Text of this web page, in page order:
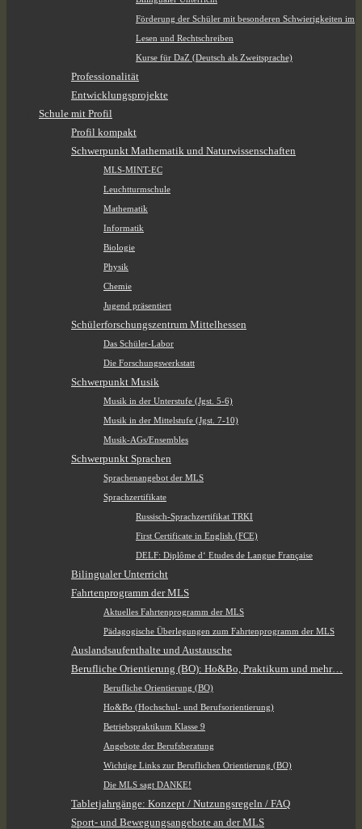
Förderung der Schüler mit besonderen Schwierigkeiten im
Lesen und Rechtschreiben
Kurse für DaZ (Deutsch als Zweitsprache)
Professionalität
Entwicklungsprojekte
Schule mit Profil
Profil kompakt
Schwerpunkt Mathematik und Naturwissenschaften
MLS-MINT-EC
Leuchtturmschule
Mathematik
Informatik
Biologie
Physik
Chemie
Jugend präsentiert
Schülerforschungszentrum Mittelhessen
Das Schüler-Labor
Die Forschungswerkstatt
Schwerpunkt Musik
Musik in der Unterstufe (Jgst. 5-6)
Musik in der Mittelstufe (Jgst. 7-10)
Musik-AGs/Ensembles
Schwerpunkt Sprachen
Sprachenangebot der MLS
Sprachzertifikate
Russisch-Sprachzertifikat TRKI
First Certificate in English (FCE)
DELF: Diplôme d‘ Etudes de Langue Française
Bilingualer Unterricht
Fahrtenprogramm der MLS
Aktuelles Fahrtenprogramm der MLS
Pädagogische Überlegungen zum Fahrtenprogramm der MLS
Auslandsaufenthalte und Austausche
Berufliche Orientierung (BO): Ho&Bo, Praktikum und mehr…
Berufliche Orientierung (BO)
Ho&Bo (Hochschul- und Berufsorientierung)
Betriebspraktikum Klasse 9
Angebote der Berufsberatung
Wichtige Links zur Beruflichen Orientierung (BO)
Die MLS sagt DANKE!
Tabletjahrgänge: Konzept / Nutzungsregeln / FAQ
Sport- und Bewegungsangebote an der MLS